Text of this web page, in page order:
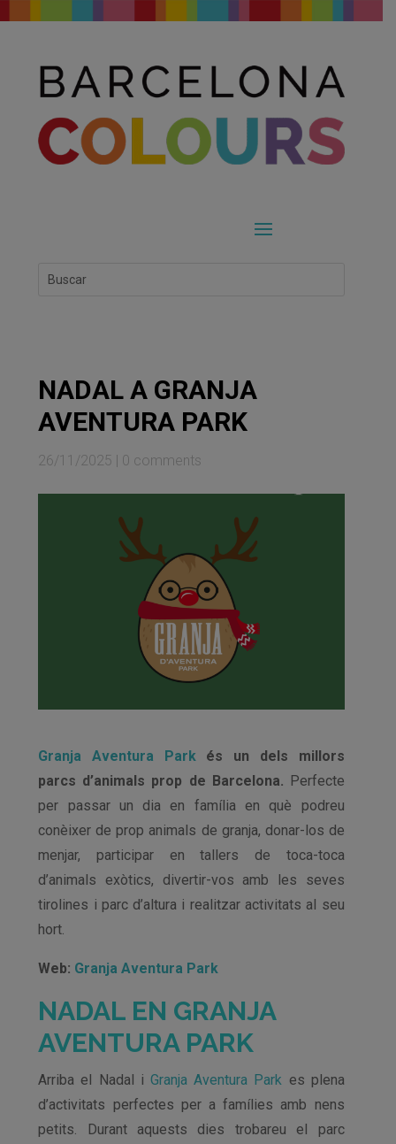
NADAL A GRANJA
AVENTURA PARK
26/11/2025 0 comments
Granja Aventura Parkés un dels millors
parcs d’animals prop de Barcelona. Perfecte
per passar un dia en família en què podreu
conèixer de prop animals de granja, donar-los de
menjar, participar en tallers de toca-toca
d’animals exòtics, divertir-vos amb les seves
tirolines i parc d’altura i realitzar activitats al seu
hort.
Web: Granja Aventura Park
NADAL EN GRANJA
AVENTURA PARK
Arriba el Nadal i Granja Aventura Park es plena
d’activitats perfectes per a famílies amb nens
petits. Durant aquests dies trobareu el parc